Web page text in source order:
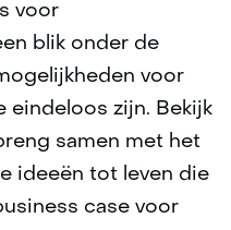
voor
blik onder de
voor
eindeloos zijn. Bekijk
samen met het
ideeën tot leven die
case voor